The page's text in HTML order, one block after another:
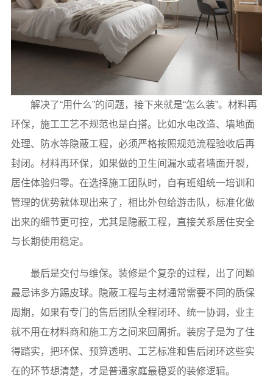
解决了“用什么”的问题，接下来就是“怎么装”。材料再
环保，施工工艺不规范也是白搭。比如水电改造、墙地面
处理、防水等隐蔽工程，必须严格按照规范流程验收后再
封闭。材料再环保，如果做的卫生间漏水或者墙面开裂，
居住体验归零。在选择施工团队时，自有班组统一培训和
管理的优势就体现出来了，相比外包给游击队，标准化做
出来的细节更可控，尤其是隐蔽工程，直接关系居住安全
与长期使用稳定。
最后是交付与维保。装修是个复杂的过程，出了问题
最忌讳多方踢皮球。隐蔽工程与主材通常需要不同的质保
周期，如果有专门的售后团队全程闭环、统一协调，业主
就不用在材料商和施工方之间来回周折。装房子是为了住
得踏实，把环保、预算透明、工艺标准和售后闭环这些实
在的环节想清楚，才是普通家庭最稳妥的装修逻辑。